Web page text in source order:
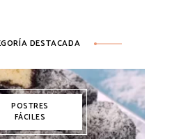
DESTACADA
POSTRES
FÁCILES